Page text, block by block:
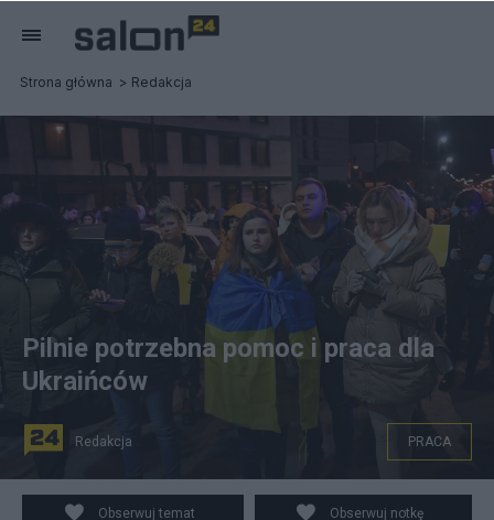
Strona główna Redakcja
Nawet 700 tysięcy Ukraińców może znaleźć pracę w
PolsceFot: PAP/Piotr Nowak
Pilnie potrzebna pomoc i praca dla
Ukraińców
Redakcja PRACA
Obserwuj temat Obserwuj notkę